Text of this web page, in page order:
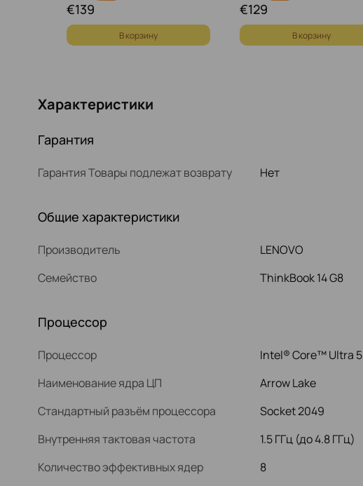
139
€
В корзину
129
€
В корзину
Характеристики
Гарантия
Гарантия Товары подлежат возврату Нет
Общие характеристики
Производитель LENOVO
Семейство
ThinkBook 14 G8
Процессор
Процессор Intel® Core™ Ultra
Наименование ядра ЦП
Arrow Lake
Стандартный разъём процессора
Socket 2049
Внутренняя тактовая частота
1.5 ГГц (до 4.8 ГГц)
Количество эффективных ядер
8